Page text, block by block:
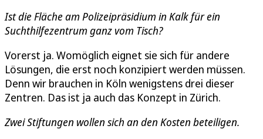
Ist die Fläche am Polizeipräsidium in Kalk für ein
Suchthilfezentrum ganz vom Tisch?
Vorerst ja. Womöglich eignet sie sich für andere
Lösungen, die erst noch konzipiert werden müssen.
Denn wir brauchen in Köln wenigstens drei dieser
Zentren. Das ist ja auch das Konzept in Zürich.
Zwei Stiftungen wollen sich an den Kosten beteiligen.